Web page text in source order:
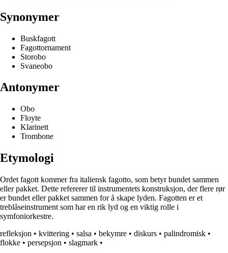
Synonymer
Buskfagott
Fagottornament
Storobo
Svaneobo
Antonymer
Obo
Floyte
Klarinett
Trombone
Etymologi
Ordet fagott kommer fra italiensk fagotto, som betyr bundet sammen
eller pakket. Dette refererer til instrumentets konstruksjon, der flere rør
er bundet eller pakket sammen for å skape lyden. Fagotten er et
treblåseinstrument som har en rik lyd og en viktig rolle i
symfoniorkestre.
refleksjon • kvittering • salsa • bekymre • diskurs • palindromisk •
flokke • persepsjon • slagmark •